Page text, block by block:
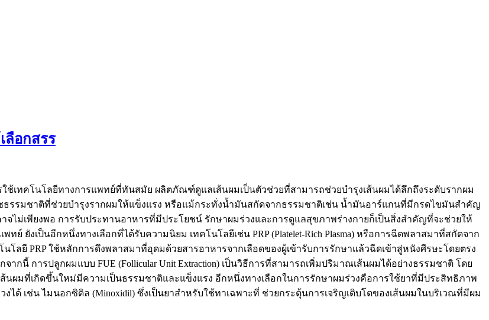
ลือกสรร
เทคโนโลยีทางการแพทย์ที่ทันสมัย ผลิตภัณฑ์ดูแลเส้นผมเป็นตัวช่วยที่สามารถช่วยบำรุงเส้นผมได้ลึกถึงระดับรากผม
รรมชาติที่ช่วยบำรุงรากผมให้แข็งแรง หรือแม้กระทั่งน้ำมันสกัดจากธรรมชาติเช่น น้ำมันอาร์แกนที่มีกรดไขมันสำคัญ
ไม่เพียงพอ การรับประทานอาหารที่มีประโยชน์ รักษาผมร่วงและการดูแลสุขภาพร่างกายก็เป็นสิ่งสำคัญที่จะช่วยให้
ย์ ยังเป็นอีกหนึ่งทางเลือกที่ได้รับความนิยม เทคโนโลยีเช่น PRP (Platelet-Rich Plasma) หรือการฉีดพลาสมาที่สกัดจาก
โลยี PRP ใช้หลักการดึงพลาสมาที่อุดมด้วยสารอาหารจากเลือดของผู้เข้ารับการรักษาแล้วฉีดเข้าสู่หนังศีรษะโดยตรง
กนี้ การปลูกผมแบบ FUE (Follicular Unit Extraction) เป็นวิธีการที่สามารถเพิ่มปริมาณเส้นผมได้อย่างธรรมชาติ โดย
ผมที่เกิดขึ้นใหม่มีความเป็นธรรมชาติและแข็งแรง อีกหนึ่งทางเลือกในการรักษาผมร่วงคือการใช้ยาที่มีประสิทธิภาพ
ด้ เช่น ไมนอกซิดิล (Minoxidil) ซึ่งเป็นยาสำหรับใช้ทาเฉพาะที่ ช่วยกระตุ้นการเจริญเติบโตของเส้นผมในบริเวณที่มีผม